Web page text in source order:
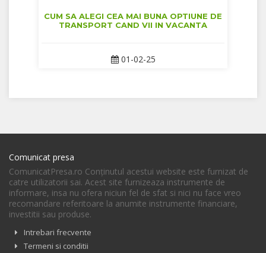
CUM SA ALEGI CEA MAI BUNA OPTIUNE DE
TRANSPORT CAND VII IN VACANTA
01-02-25
Comunicat presa
ComunicatPresa.ro Conţinutul acestui website este furnizat de
catre utilizatorii sai. Acest site furnizeaza instrumente de
informare, insa nu ofera niciun fel de sfat si nici nu face vreo
recomandare referitoare la anumite instrumente financiare,
investitii sau produse.
Intrebari frecvente
Termeni si conditii